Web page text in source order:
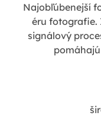
Najobľúbenejší
éru fotografie.
signálový